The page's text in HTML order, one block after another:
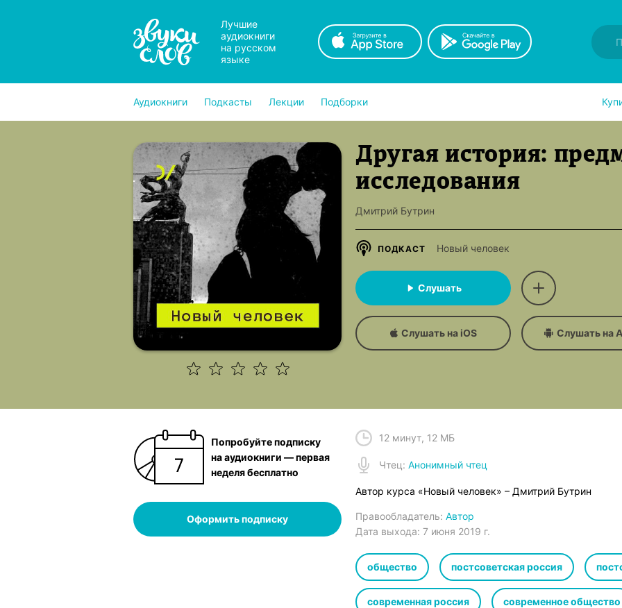
Лучшие
аудиокниги
на русском
языке
Аудиокниги Подкасты Лекции Подборки
Другая история:
исследования
Дмитрий Бутрин
ПОДКАСТ Новый человек
Слушать
Слушать на iOS Слушать на
Попробуйте подписку
на аудиокниги — первая
неделя бесплатно
Оформить подписку
12 минут, 12 МБ
Чтец: Анонимный чтец
Автор курса «Новый человек» – Дмитрий Бутрин
Правообладатель: Автор
Дата выхода: 7 июня 2019 г.
общество постсоветская россия
современная россия современное общество